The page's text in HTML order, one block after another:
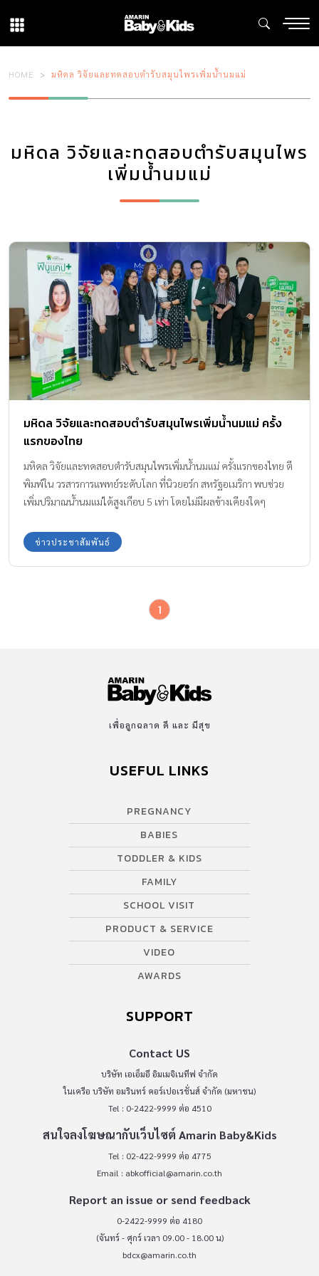
HOME มหิดล วิจัยและทดสอบตำรับสมุนไพรเพิ่มน้ำนมแม่
มหิดล วิจัยและทดสอบตำรับสมุนไพร
เพิ่มน้ำนมแม่
มหิดล วิจัยและทดสอบตำรับสมุนไพรเพิ่มน้ำนมแม่ ครั้ง
แรกของไทย
มหิดล วิจัยและทดสอบตำรับสมุนไพรเพิ่มน้ำนมแม่ ครั้งแรกของไทย ตี
พิมพ์ใน วรสารการแพทย์ระดับโลก ที่นิวยอร์ก สหรัฐอเมริกา พบช่วย
เพิ่มปริมาณน้ำนมแม่ได้สูงเกือบ 5 เท่า โดยไม่มีผลข้างเคียงใดๆ
ข่าวประชาสัมพันธ์
1
เพื่อลูกฉลาด ดี และ มีสุข
USEFUL LINKS
PREGNANCY
BABIES
TODDLER & KIDS
FAMILY
SCHOOL VISIT
PRODUCT & SERVICE
VIDEO
AWARDS
SUPPORT
Contact US
บริษัท เอเอ็มอี อิมเมจิเนทีฟ จำกัด
ในเครือ บริษัท อมรินทร์ คอร์เปอเรชั่นส์ จำกัด (มหาชน)
Tel : 0-2422-9999 ต่อ 4510
สนใจลงโฆษณากับเว็บไซต์ Amarin Baby&Kids
Tel : 02-422-9999 ต่อ 4775
Email : abkofficial@amarin.co.th
Report an issue or send feedback
0-2422-9999 ต่อ 4180
(จันทร์ - ศุกร์ เวลา 09.00 - 18.00 น)
bdcx@amarin.co.th